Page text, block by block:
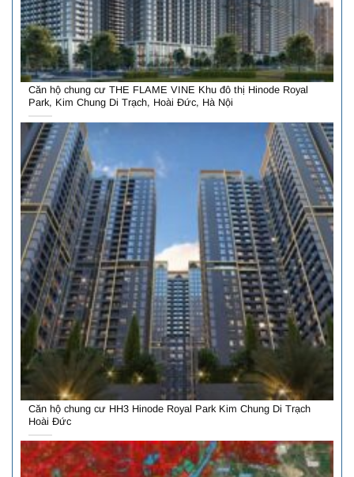
Căn hộ chung cư THE FLAME VINE Khu đô thị Hinode Royal
Park, Kim Chung Di Trạch, Hoài Đức, Hà Nội
Căn hộ chung cư HH3 Hinode Royal Park Kim Chung Di Trạch
Hoài Đức